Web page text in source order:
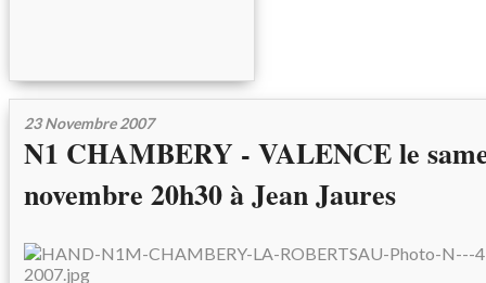
23 Novembre 2007
N1 CHAMBERY - VALENCE le
novembre 20h30 à Jean Jaures